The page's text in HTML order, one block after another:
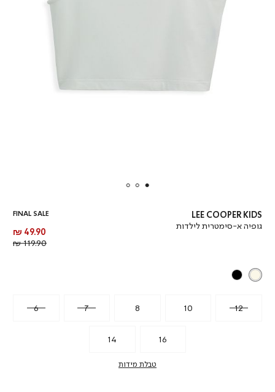
LEE COOPER KIDS
גופיה א-סימטרית לילדות
FINAL SALE
מחיר
מוצר
49.90 ₪
119.90 ₪
6 7 8 10 12
14 16
טבלת מידות